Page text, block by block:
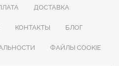
ДОСТАВКА
КОНТАКТЫ БЛОГ
ФАЙЛЫ COOKIE